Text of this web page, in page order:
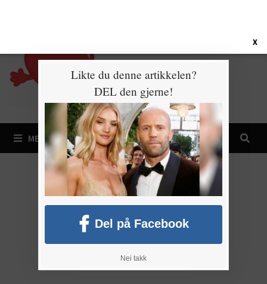
MENY
X
Likte du denne artikkelen?
DEL den gjerne!
Del på Facebook
Nei takk